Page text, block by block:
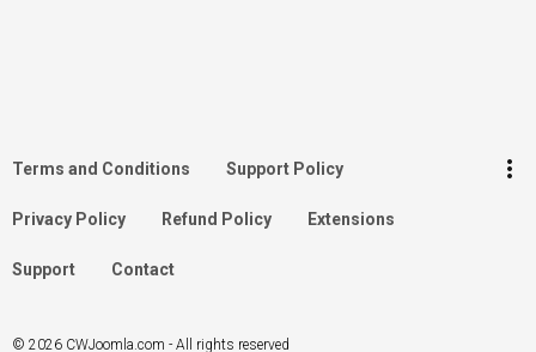
Terms and Conditions Support Policy
Privacy Policy Refund Policy Extensions
Support Contact
more_vert
Search
© 2026 CWJoomla.com - All rights reserved